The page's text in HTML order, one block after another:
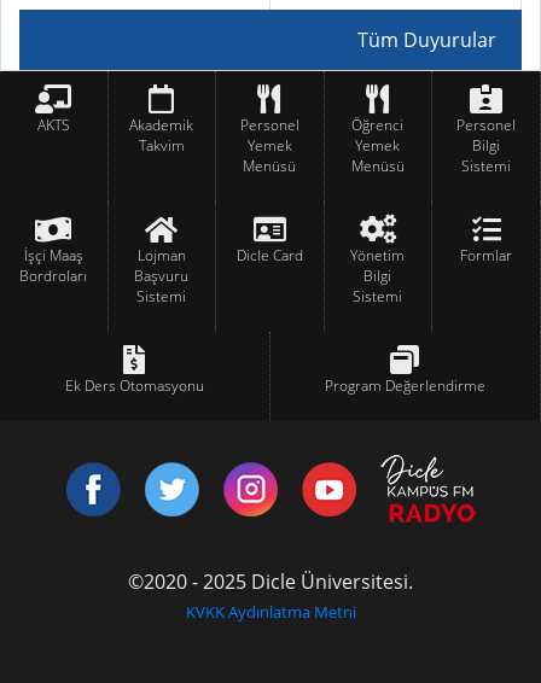
Tüm Duyurular
AKTS
Akademik
Takvim
Personel
Yemek
Menüsü
Öğrenci
Yemek
Menüsü
Personel
Bilgi
Sistemi
İşçi Maaş
Bordroları
Lojman
Başvuru
Sistemi
Dicle Card
Yönetim
Bilgi
Sistemi
Formlar
Ek Ders Otomasyonu Program Değerlendirme
©2020 - 2025 Dicle Üniversitesi.
KVKK Aydınlatma Metni